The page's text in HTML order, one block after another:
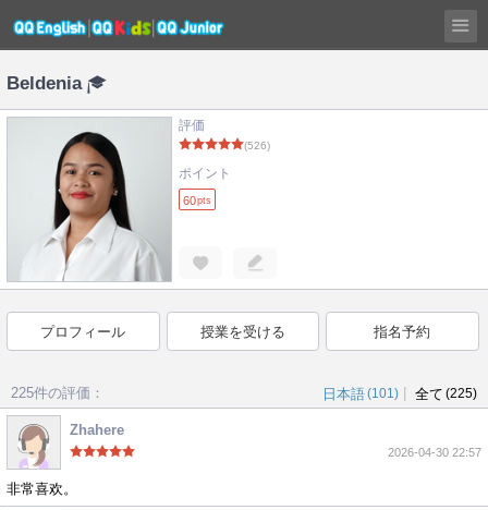
Beldenia
評価
(526)
ポイント
60pts
プロフィール 授業を受ける 指名予約
225件の評価： 日本語(101) 全て (225)
Zhahere
2026-04-30 22:57
非常喜欢。